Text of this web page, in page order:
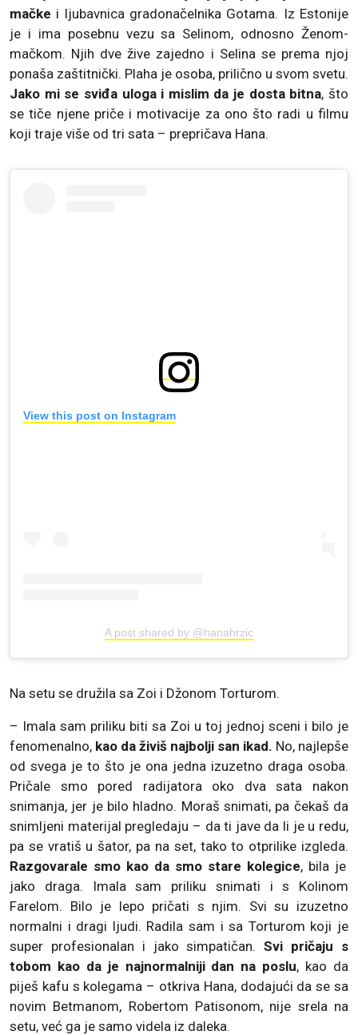
mačke i ljubavnica gradonačelnika Gotama. Iz Estonije
je i ima posebnu vezu sa Selinom, odnosno Ženom-
mačkom. Njih dve žive zajedno i Selina se prema njoj
ponaša zaštitnički. Plaha je osoba, prilično u svom svetu.
Jako mi se sviđa uloga i mislim da je dosta bitna, što
se tiče njene priče i motivacije za ono što radi u filmu
koji traje više od tri sata – prepričava Hana.
View this post on Instagram
A post shared by @hanahrzic
Na setu se družila sa Zoi i Džonom Torturom.
– Imala sam priliku biti sa Zoi u toj jednoj sceni i bilo je
fenomenalno, kao da živiš najbolji san ikad. No, najlepše
od svega je to što je ona jedna izuzetno draga osoba.
Pričale smo pored radijatora oko dva sata nakon
snimanja, jer je bilo hladno. Moraš snimati, pa čekaš da
snimljeni materijal pregledaju – da ti jave da li je u redu,
pa se vratiš u šator, pa na set, tako to otprilike izgleda.
Razgovarale smo kao da smo stare kolegice, bila je
jako draga. Imala sam priliku snimati i s Kolinom
Farelom. Bilo je lepo pričati s njim. Svi su izuzetno
normalni i dragi ljudi. Radila sam i sa Torturom koji je
super profesionalan i jako simpatičan.Svi pričaju s
tobom kao da je najnormalniji dan na poslu, kao da
piješ kafu s kolegama – otkriva Hana, dodajući da se sa
novim Betmanom, Robertom Patisonom, nije srela na
setu, već ga je samo videla iz daleka.